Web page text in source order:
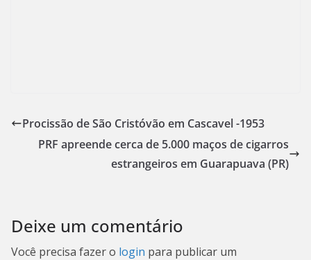
Procissão de São Cristóvão em Cascavel -1953
PRF apreende cerca de 5.000 maços de cigarros
estrangeiros em Guarapuava (PR)
Deixe um comentário
Você precisa fazer o login para publicar um